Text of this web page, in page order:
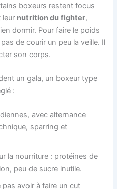
boxeurs restent focus
leur nutrition du fighter,
dormir. Pour faire le poids
de courir un peu la veille. Il
son corps.
un gala, un boxeur type
:
avec alternance
sparring et
la nourriture : protéines de
peu de sucre inutile.
avoir à faire un cut